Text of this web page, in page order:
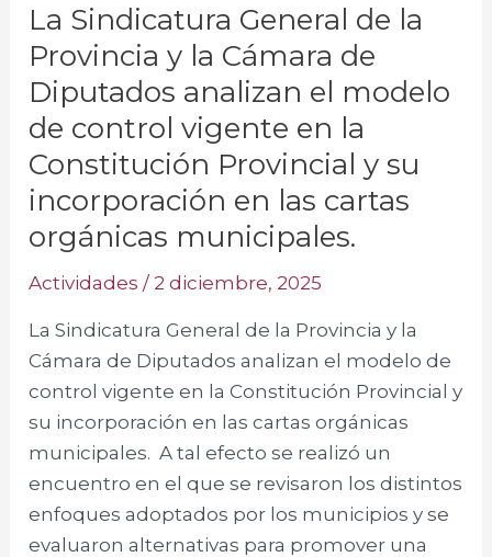
La Sindicatura General de la
Provincia y la Cámara de
Diputados analizan el modelo
de control vigente en la
Constitución Provincial y su
incorporación en las cartas
orgánicas municipales.
Actividades / 2 diciembre, 2025
La Sindicatura General de la Provincia y la
Cámara de Diputados analizan el modelo de
control vigente en la Constitución Provincial y
su incorporación en las cartas orgánicas
municipales. A tal efecto se realizó un
encuentro en el que se revisaron los distintos
enfoques adoptados por los municipios y se
evaluaron alternativas para promover una
modelo
de
control
vigente
en
la
Constitución
Provincial
y
incorporación
en
las
cartas
orgánicas
municipales.